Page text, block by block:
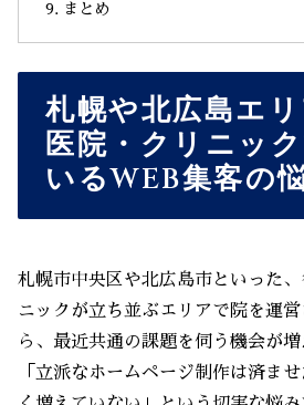
まとめ
札幌や北広島エ
医院・クリニッ
いるWEB集客の
札幌市中央区や北広島市といった
ニックが立ち並ぶエリアで院を運
ら、最近共通の課題を伺う機会が
「立派なホームページ制作は済ま